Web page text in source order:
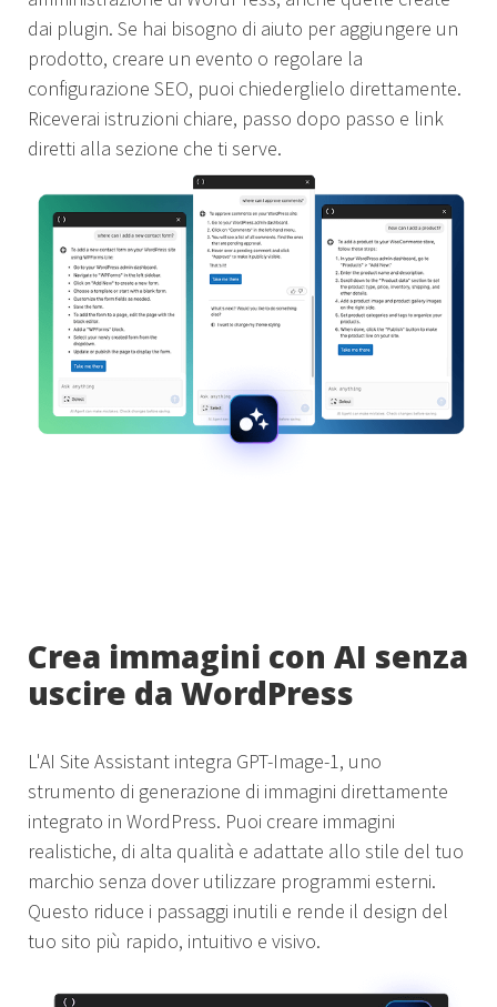
dai plugin. Se hai bisogno di aiuto per aggiungere un
prodotto, creare un evento o regolare la
configurazione SEO, puoi chiederglielo direttamente.
Riceverai istruzioni chiare, passo dopo passo e link
diretti alla sezione che ti serve.
Crea immagini con AI senza
uscire da WordPress
L'AI Site Assistant integra GPT-Image-1, uno
strumento di generazione di immagini direttamente
integrato in WordPress. Puoi creare immagini
realistiche, di alta qualità e adattate allo stile del tuo
marchio senza dover utilizzare programmi esterni.
Questo riduce i passaggi inutili e rende il design del
tuo sito più rapido, intuitivo e visivo.